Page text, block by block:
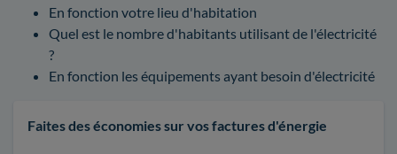
En fonction votre lieu d'habitation
Quel est le nombre d'habitants utilisant de l'électricité
?
En fonction les équipements ayant besoin d'électricité
Faites des économies sur vos factures d'énergie